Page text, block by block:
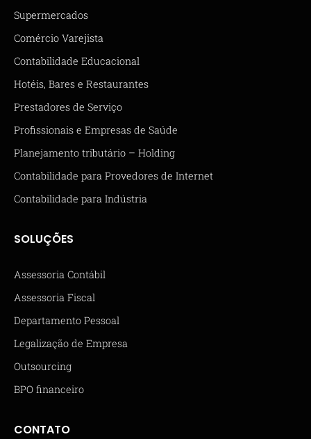
Supermercados
Comércio Varejista
Contabilidade Educacional
Hotéis, Bares e Restaurantes
Prestadores de Serviço
Profissionais e Empresas de Saúde
Planejamento tributário – Holding
Contabilidade para Provedores de Internet
Contabilidade para Indústria
SOLUÇÕES
Assessoria Contábil
Assessoria Fiscal
Departamento Pessoal
Legalização de Empresa
Outsourcing
BPO financeiro
CONTATO